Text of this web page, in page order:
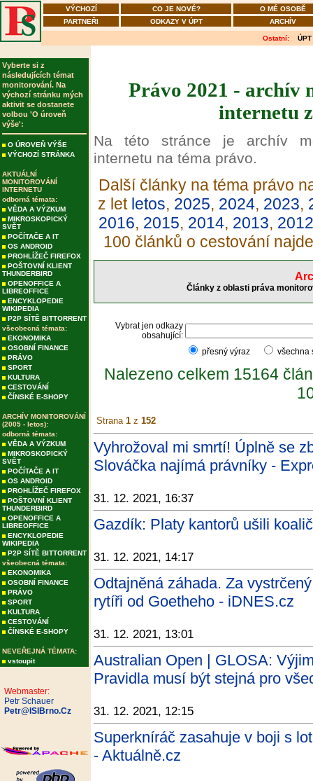
VÝCHOZÍ CO JE NOVÉ?
O MÉ OSOBĚ
PARTNEŘI
ODKAZY V ÚPT ARCHÍV
Ostatní: ÚPT
Vyberte si z
následujících témat
monitorování. Na
výchozí stránku mých
aktivit se dostanete
volbou 'O úroveň
výše':
O ÚROVEŇ VÝŠE
VÝCHOZÍ STRÁNKA
AKTUÁLNÍ
MONITOROVÁNÍ
INTERNETU
odborná témata:
VĚDA A VÝZKUM
MIKROSKOPICKÝ
SVĚT
POČÍTAČE A IT
OS ANDROID
PROHLÍŽEČ FIREFOX
POŠTOVNÍ KLIENT
THUNDERBIRD
OPENOFFICE A
LIBREOFFICE
ENCYKLOPEDIE
WIKIPEDIA
P2P SÍTĚ BITTORRENT
všeobecná témata:
EKONOMIKA
OSOBNÍ FINANCE
PRÁVO
SPORT
KULTURA
CESTOVÁNÍ
ČÍNSKÉ E-SHOPY
ARCHÍV MONITOROVÁNÍ
(2005 - letos):
odborná témata:
VĚDA A VÝZKUM
MIKROSKOPICKÝ
SVĚT
POČÍTAČE A IT
OS ANDROID
PROHLÍŽEČ FIREFOX
POŠTOVNÍ KLIENT
THUNDERBIRD
OPENOFFICE A
LIBREOFFICE
ENCYKLOPEDIE
WIKIPEDIA
P2P SÍTĚ BITTORRENT
všeobecná témata:
EKONOMIKA
OSOBNÍ FINANCE
PRÁVO
SPORT
KULTURA
CESTOVÁNÍ
ČÍNSKÉ E-SHOPY
NEVEŘEJNÁ TÉMATA:
vstoupit
Webmaster:
Petr Schauer
Petr@ISIBrno.Cz
Právo 2021 - archív
internetu
Na této stránce je archív
internetu na téma právo.
Další články na téma právo
z let letos, 2025, 2024, 2023,
2016, 2015, 2014, 2013, 2012
100 článků o cestování
Články z oblasti práva
Vybrat jen odkazy
obsahující:
přesný výraz
Nalezeno celkem 15164
Strana 1 z 152
Vyhrožoval mi smrtí! Úplně se
Slováčka najímá právníky -
31. 12. 2021, 16:37
Gazdík: Platy kantorů ušili
31. 12. 2021, 14:17
Odtajněná záhada. Za
rytíři od Goetheho - iDNES.cz
31. 12. 2021, 13:01
Australian Open | GLOSA:
Pravidla musí být stejná pro
31. 12. 2021, 12:15
Superkníráč zasahuje v boji s
- Aktuálně.cz